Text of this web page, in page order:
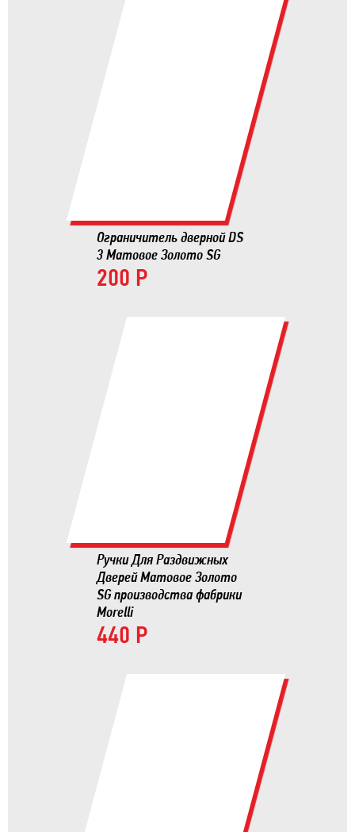
Ограничитель дверной DS
3 Матовое Золото SG
200 Р
Ручки Для Раздвижных
Дверей Матовое Золото
SG производства фабрики
Morelli
440 Р